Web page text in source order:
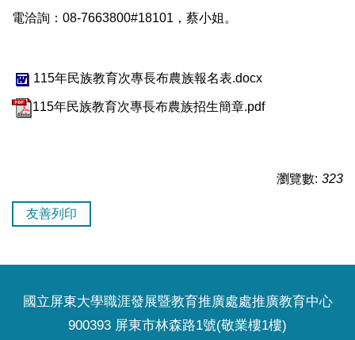
電洽詢：08-7663800#18101，蔡小姐。
115年民族教育次專長布農族報名表.docx
115年民族教育次專長布農族招生簡章.pdf
瀏覽數: 323
友善列印
國立屏東大學職涯發展暨教育推廣處處推廣教育中心
900393 屏東市林森路1號(敬業樓1樓)